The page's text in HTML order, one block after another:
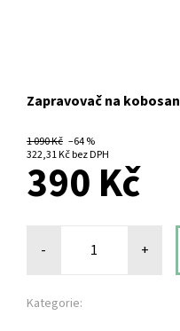
Zapravovač na
1 090 Kč –64 %
322,31 Kč bez DPH
390 Kč
- +
Kategorie: